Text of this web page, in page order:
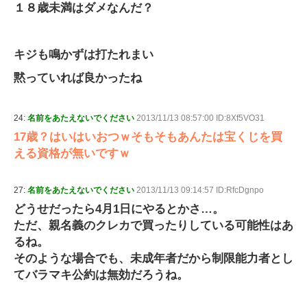
１８歳未満はダメなんだ？
キジも鳴かずは打たれまい
黙っていれば良かったね
24: 名前をあたえないでください 2013/11/13 08:57:00 ID:8Xf5VO31
17歳？はいはいおつｗそもそもあんたは宝くじを買
える資格が無いですｗ
27: 名前をあたえないでください 2013/11/13 09:14:57 ID:RfcDgnpo
どうせだったら4月1日にやるとかさ…。
ただ、親名義のクレカで買ったりしている可能性はあ
るね。
そのような場合でも、未成年者だから制限能力者とし
てバラマキ公約は無効だろうね。